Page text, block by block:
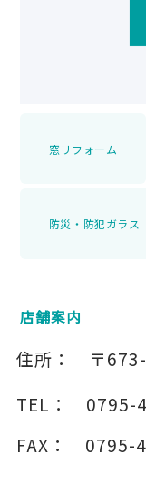
窓リフォーム
防災・防犯ガラス
店舗案内
住所： 〒
TEL：
0795-
FAX：
0795-